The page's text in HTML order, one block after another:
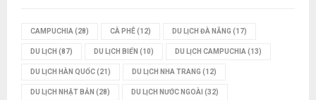
CAMPUCHIA (28) CÀ PHÊ(12) DU LỊCH ĐÀ NẴNG (17)
DU LỊCH (87) DU LỊCH BIỂN (10) DU LỊCH CAMPUCHIA (13)
DU LỊCH HÀN QUỐC(21) DU LỊCH NHA TRANG (12)
DU LỊCH NHẬT BẢN (28) DU LỊCH NƯỚC NGOÀI (32)